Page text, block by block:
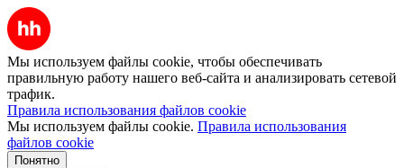
Мы используем файлы cookie, чтобы обеспечивать
правильную работу нашего веб-сайта и анализировать сетевой
трафик.
Правила использования файлов cookie
Мы используем файлы cookie. Правила использования
файлов cookie
Понятно